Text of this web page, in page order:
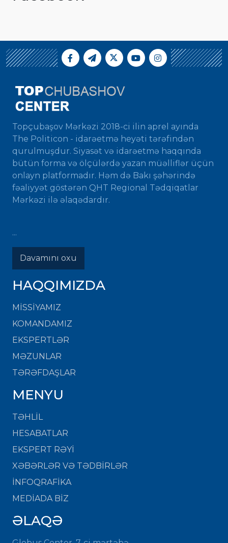
Topçubaşov Mərkəzi 2018-ci ilin aprel ayında
The Politicon - idarəetmə heyəti tərəfindən
qurulmuşdur. Siyasət və idarəetmə haqqında
bütün forma və ölçülərdə yazan müəlliflər üçün
onlayn platformadır. Həm də Bakı şəhərində
fəaliyyət göstərən QHT Regional Tədqiqatlar
Mərkəzi ilə əlaqədardır.
...
Davamını oxu
HAQQIMIZDA
MISSIYAMIZ
KOMANDAMIZ
EKSPERTLƏR
MƏZUNLAR
TƏRƏFDAŞLAR
MENYU
TƏHLİL
HESABATLAR
EKSPERT RƏYİ
XƏBƏRLƏR VƏ TƏDBİRLƏR
İNFOQRAFİKA
MEDİADA BİZ
ƏLAQƏ